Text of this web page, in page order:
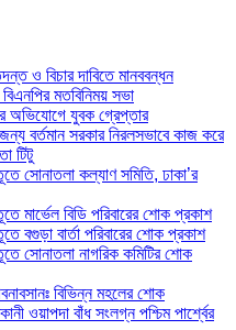
ও বিচার দাবিতে মানববন্ধন
বিএনপির মতবিনিময় সভা
অভিযোগে যুবক গ্রেপ্তার
বর্তমান সরকার নিরলসভাবে কাজ করে
টিটু
সোনাতলা কল্যাণ সমিতি, ঢাকা’র
মার্ভেল বিডি পরিবারের শোক প্রকাশ
বগুড়া বার্তা পরিবারের শোক প্রকাশ
সোনাতলা নাগরিক কমিটির শোক
বিভিন্ন মহলের শোক
ওয়াপদা বাঁধ সংলগ্ন পশ্চিম পার্শ্বের